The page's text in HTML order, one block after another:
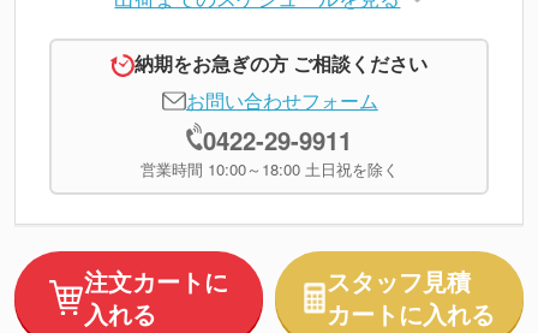
納期をお急ぎの方 ご相談ください
お問い合わせフォーム
0422-29-9911
営業時間 10:00～18:00 土日祝を除く
注文カートに
入れる
スタッフ見積
カートに入れる